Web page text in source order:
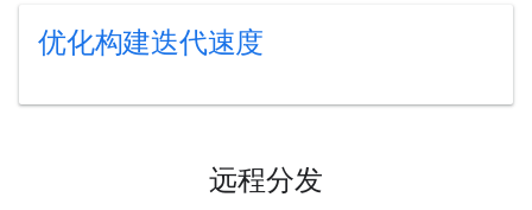
优化构建迭代速度
远程分发